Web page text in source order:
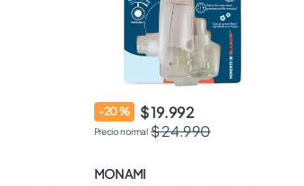
-20%
$ 19.992
$ 24.990
MON AMI